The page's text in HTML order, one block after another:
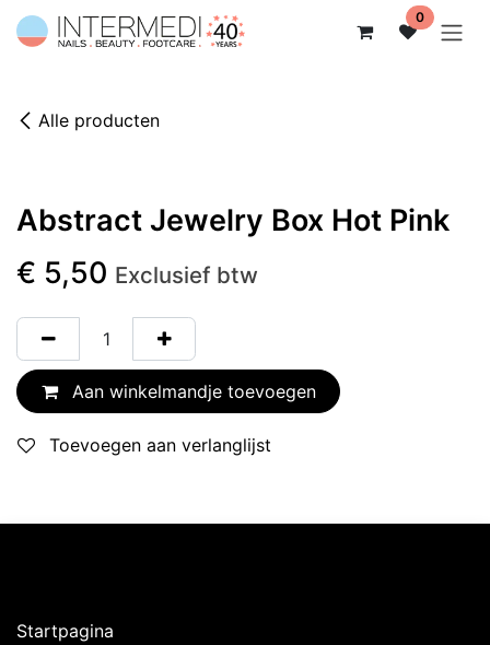
Overslaan naar inhoud 0
Alle producten
Abstract Jewelry Box Hot Pink
€ 5,50 Exclusief btw
Aan winkelmandje toevoegen
Toevoegen aan verlanglijst
Startpagina